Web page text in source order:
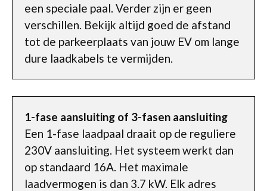
een speciale paal. Verder zijn er geen
verschillen. Bekijk altijd goed de afstand
tot de parkeerplaats van jouw EV om lange
dure laadkabels te vermijden.
1-fase aansluiting of 3-fasen aansluiting
Een 1-fase laadpaal draait op de reguliere
230V aansluiting. Het systeem werkt dan
op standaard 16A. Het maximale
laadvermogen is dan 3.7 kW. Elk adres